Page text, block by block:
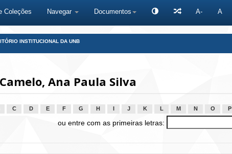
Coleções Navegar Documentos A- A
INSTITUCIONAL DA UNB
Ana Paula Silva
C D E F G H J K L M N O P
ou entre com as primeiras letras: